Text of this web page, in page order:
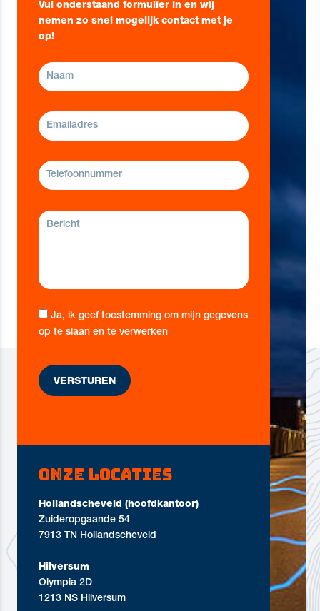
Vul onderstaand formulier in en wij
nemen zo snel mogelijk contact met je
op!
Ja, ik geef toestemming om mijn gegevens
op te slaan en te verwerken
Onze locaties
Hollandscheveld (hoofdkantoor)
Zuideropgaande 54
7913 TN Hollandscheveld
Hilversum
Olympia 2D
1213 NS Hilversum